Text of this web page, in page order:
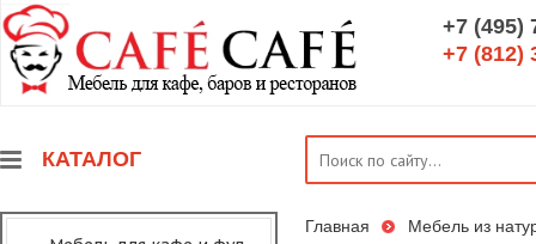
+7 (495)
+7 (812)
КАТАЛОГ
Главная
Мебель из